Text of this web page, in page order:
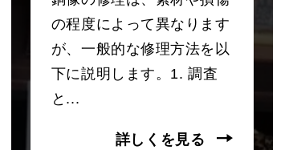
の程度によって異なります
が、一般的な修理方法を以
下に説明します。1. 調査
と...
詳しくを見る